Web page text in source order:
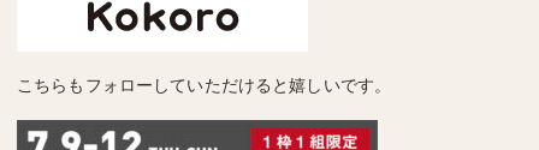
こちらもフォローしていただけると嬉しいです。